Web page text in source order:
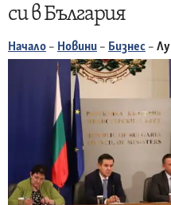
си в България
Начало – Новини – Бизнес –